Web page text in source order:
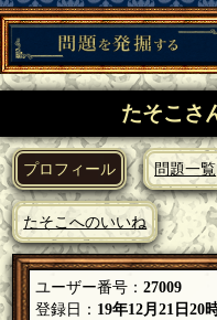
たそこさ
プロフィール 問題一覧
たそこへのいいね
ユーザー番号：27009
登録日： 19年12月21日20